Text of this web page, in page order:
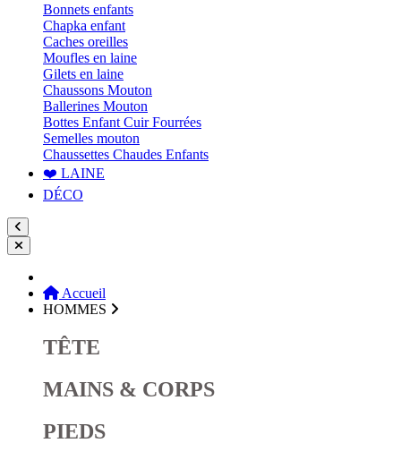
Bonnets enfants
Chapka enfant
Caches oreilles
Moufles en laine
Gilets en laine
Chaussons Mouton
Ballerines Mouton
Bottes Enfant Cuir Fourrées
Semelles mouton
Chaussettes Chaudes Enfants
❤️ LAINE
DÉCO
Accueil
HOMMES
TÊTE
MAINS & CORPS
PIEDS